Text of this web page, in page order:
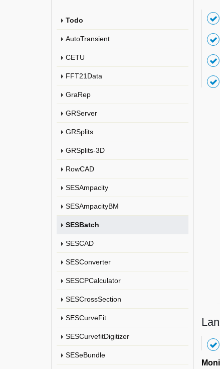
Todo
AutoTransient
CETU
FFT21Data
GraRep
GRServer
GRSplits
GRSplits-3D
RowCAD
SESAmpacity
SESAmpacityBM
SESBatch
SESCAD
SESConverter
SESCPCalculator
SESCrossSection
SESCurveFit
SESCurvefitDigitizer
SESeBundle